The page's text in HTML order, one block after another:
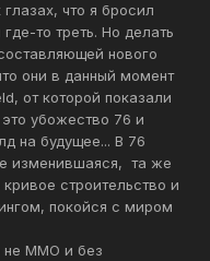
что я бросил
то треть. Но делать
нового
они в данный момент
от которой показали
убожество 76 и
на будущее... В 76
изменившаяся, та же
строительство и
покойся с миром
не ММО и без